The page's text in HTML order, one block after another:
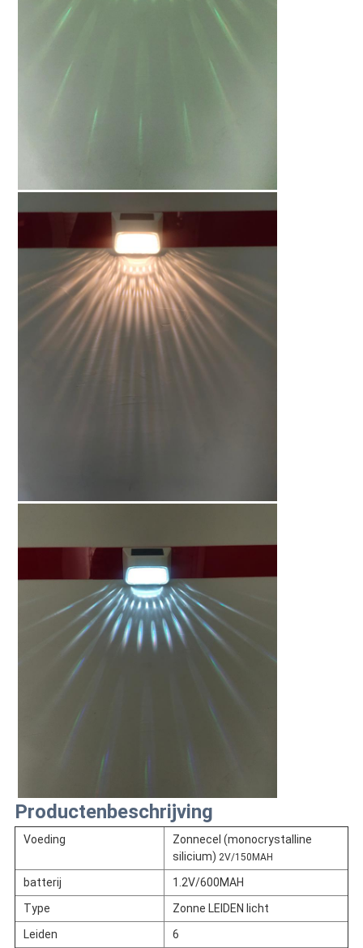
Productenbeschrijving
Voeding
Zonnecel (monocrystalline
silicium) 2V/150MAH
batterij
1.2V/600MAH
Type
Zonne LEIDEN licht
Leiden
6